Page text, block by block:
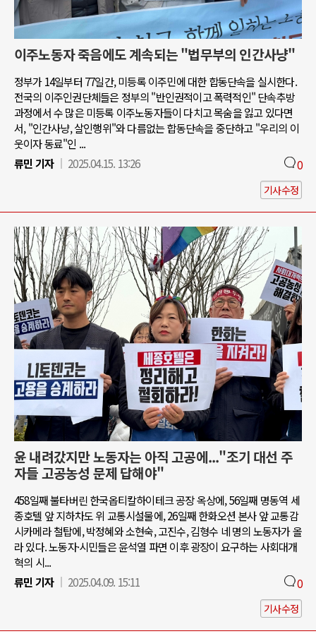
이주노동자 죽음에도 계속되는 "법무부의 인간사냥"
정부가 14일부터 77일간, 미등록 이주민에 대한 합동단속을 실시한다.
전국의 이주인권단체들은 정부의 "반인권적이고 폭력적인" 단속추방
과정에서 수 많은 미등록 이주노동자들이 다치고 목숨을 잃고 있다면
서, "인간사냥, 살인행위"와 다름없는 합동단속을 중단하고 "우리의 이
웃이자 동료"인 ...
류민 기자
2025.04.15. 13:26 0
기사수정
윤 내려갔지만 노동자는 아직 고공에..."조기 대선 주
자들 고공농성 문제 답해야"
458일째 불타버린 한국옵티칼하이테크 공장 옥상에, 56일째 명동역 세
종호텔 앞 지하차도 위 교통시설물에, 26일째 한화오션 본사 앞 교통감
시카메라 철탑에, 박정혜와 소현숙, 고진수, 김형수 네 명의 노동자가 올
라 있다. 노동자·시민들은 윤석열 파면 이후 광장이 요구하는 사회대개
혁의 시...
류민 기자
2025.04.09. 15:11 0
기사수정